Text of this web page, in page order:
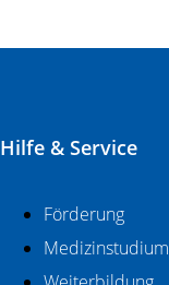
Hilfe & Service
Förderung
Medizinstudium